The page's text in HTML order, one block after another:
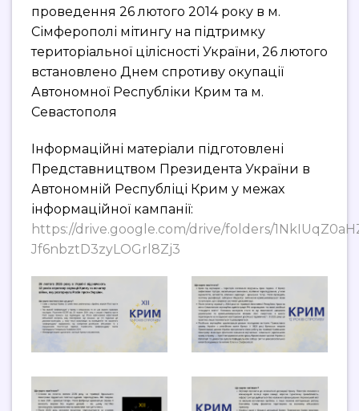
проведення 26 лютого 2014 року в м.
Сімферополі мітингу на підтримку
територіальної цілісності України, 26 лютого
встановлено Днем спротиву окупації
Автономної Республіки Крим та м.
Севастополя
Інформаційні матеріали підготовлені
Представництвом Президента України в
Автономній Республіці Крим у межах
інформаційної кампанії:
https://drive.google.com/drive/folders/
Jf6nbztD3zyLOGrl8Zj3